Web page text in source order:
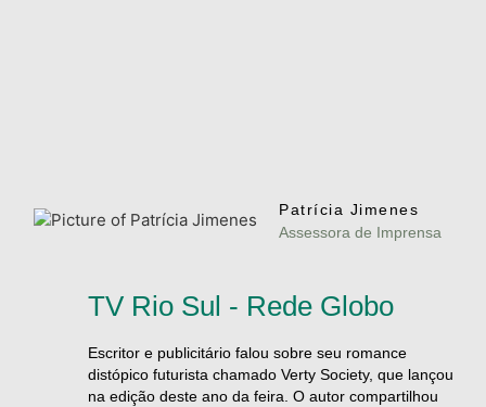
Patrícia Jimenes
Assessora de Imprensa
TV Rio Sul - Rede Globo
Escritor e publicitário falou sobre seu romance
distópico futurista chamado Verty Society, que lançou
na edição deste ano da feira. O autor compartilhou